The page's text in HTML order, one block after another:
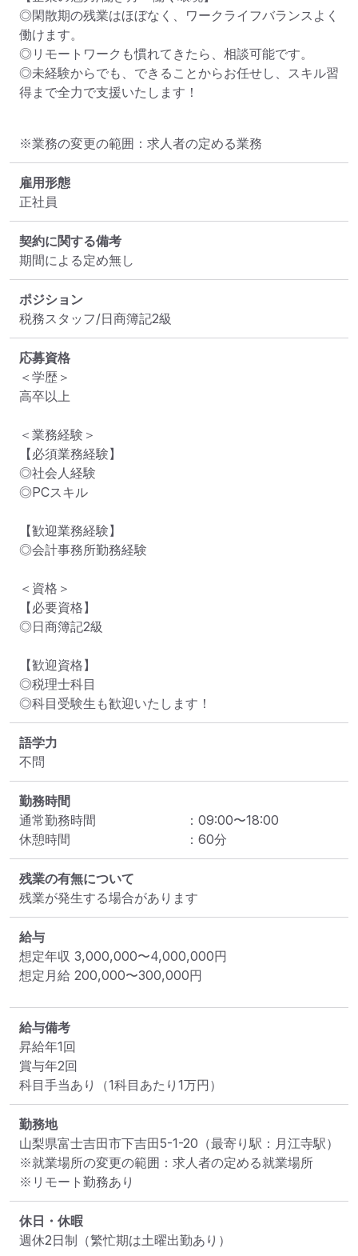
◎閑散期の残業はほぼなく、ワークライフバランスよく
働けます。
◎リモートワークも慣れてきたら、相談可能です。
◎未経験からでも、できることからお任せし、スキル習
得まで全力で支援いたします！
※業務の変更の範囲：求人者の定める業務
雇用形態
正社員
契約に関する備考
期間による定め無し
ポジション
税務スタッフ/日商簿記2級
応募資格
＜学歴＞
高卒以上
＜業務経験＞
【必須業務経験】
◎社会人経験
◎PCスキル
【歓迎業務経験】
◎会計事務所勤務経験
＜資格＞
【必要資格】
◎日商簿記2級
【歓迎資格】
◎税理士科目
◎科目受験生も歓迎いたします！
語学力
不問
勤務時間
通常勤務時間
： 09:00〜18:00
休憩時間
： 60分
残業の有無について
残業が発生する場合があります
給与
想定年収 3,000,000〜4,000,000円
想定月給 200,000〜300,000円
給与備考
昇給年1回
賞与年2回
科目手当あり（1科目あたり1万円）
勤務地
山梨県富士吉田市下吉田5-1-20 （最寄り駅：月江寺駅）
※就業場所の変更の範囲：求人者の定める就業場所
※リモート勤務あり
休日・休暇
週休2日制（繁忙期は土曜出勤あり）